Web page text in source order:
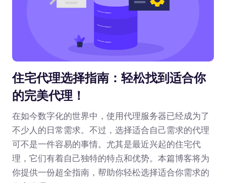
住宅代理选择指南：轻松找到适合你
的完美代理！
在如今数字化的世界中，使用代理服务器已经成为了
不少人的日常需求。不过，选择适合自己需求的代理
可不是一件容易的事情。尤其是最近兴起的住宅代
理，它们有着自己独特的特点和优势。本篇博客将为
你提供一份超全指南，帮助你轻松选择适合你需求的